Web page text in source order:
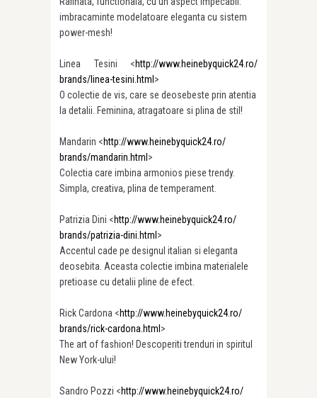
imbracaminte modelatoare eleganta cu sistem
power-mesh!
Linea Tesini <http://www.heinebyquick24.ro/
brands/linea-tesini.html >
O colectie de vis, care se deosebeste prin atentia
la detalii. Feminina, atragatoare si plina de stil!
Mandarin <http://www.heinebyquick24.ro/
brands/mandarin.html >
Colectia care imbina armonios piese trendy.
Simpla, creativa, plina de temperament.
Patrizia Dini <http://www.heinebyquick24.ro/
brands/patrizia-dini.html >
Accentul cade pe designul italian si eleganta
deosebita. Aceasta colectie imbina materialele
pretioase cu detalii pline de efect.
Rick Cardona <http://www.heinebyquick24.ro/
brands/rick-cardona.html >
The art of fashion! Descoperiti trenduri in spiritul
New York-ului!
Sandro Pozzi <http://www.heinebyquick24.ro/